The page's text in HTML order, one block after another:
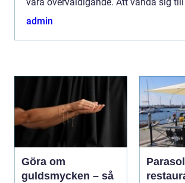
Västerås kan vara...
admin
Göra om
guldsmycken – så